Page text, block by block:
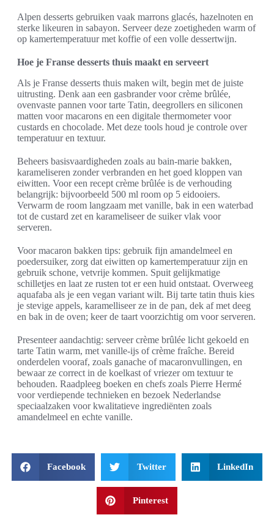
Alpen desserts gebruiken vaak marrons glacés, hazelnoten en
sterke likeuren in sabayon. Serveer deze zoetigheden warm of
op kamertemperatuur met koffie of een volle dessertwijn.
Hoe je Franse desserts thuis maakt en serveert
Als je Franse desserts thuis maken wilt, begin met de juiste
uitrusting. Denk aan een gasbrander voor crème brûlée,
ovenvaste pannen voor tarte Tatin, deegrollers en siliconen
matten voor macarons en een digitale thermometer voor
custards en chocolade. Met deze tools houd je controle over
temperatuur en textuur.
Beheers basisvaardigheden zoals au bain-marie bakken,
karameliseren zonder verbranden en het goed kloppen van
eiwitten. Voor een recept crème brûlée is de verhouding
belangrijk: bijvoorbeeld 500 ml room op 5 eidooiers.
Verwarm de room langzaam met vanille, bak in een waterbad
tot de custard zet en karameliseer de suiker vlak voor
serveren.
Voor macaron bakken tips: gebruik fijn amandelmeel en
poedersuiker, zorg dat eiwitten op kamertemperatuur zijn en
gebruik schone, vetvrije kommen. Spuit gelijkmatige
schilletjes en laat ze rusten tot er een huid ontstaat. Overweeg
aquafaba als je een vegan variant wilt. Bij tarte tatin thuis kies
je stevige appels, karamelliseer ze in de pan, dek af met deeg
en bak in de oven; keer de taart voorzichtig om voor serveren.
Presenteer aandachtig: serveer crème brûlée licht gekoeld en
tarte Tatin warm, met vanille-ijs of crème fraîche. Bereid
onderdelen vooraf, zoals ganache of macaronvullingen, en
bewaar ze correct in de koelkast of vriezer om textuur te
behouden. Raadpleeg boeken en chefs zoals Pierre Hermé
voor verdiepende technieken en bezoek Nederlandse
speciaalzaken voor kwalitatieve ingrediënten zoals
amandelmeel en echte vanille.
Facebook Twitter LinkedIn
Pinterest